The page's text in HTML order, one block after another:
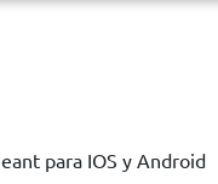
para IOS y Android